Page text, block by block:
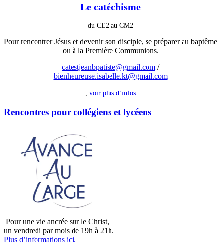
Le catéchisme
du CE2 au CM2
Pour rencontrer Jésus et devenir son disciple, se préparer au baptême
ou à la Première Communions.
catestjeanbpatiste@gmail.com /
bienheureuse.isabelle.kt@gmail.com
, voir plus d’infos
Rencontres pour collégiens et lycéens
Pour une vie ancrée sur le Christ,
un vendredi par mois de 19h à 21h.
Plus d’informations ici.